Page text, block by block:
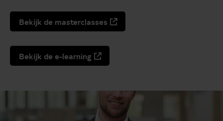
Bekijk de masterclasses
Bekijk de e-learning